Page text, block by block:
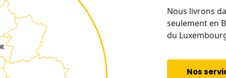
de Dario Location ne cesse de
un des acteurs incontournables
de matériel pour festivités.
Nous livrons
seulement en
du
Nos